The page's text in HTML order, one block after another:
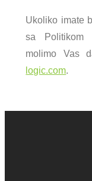
Ukoliko imate
sa Politikom
molimo Vas
logic.com.